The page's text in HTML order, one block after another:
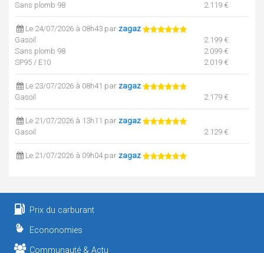
Sans plomb 98
2.119 €
Le 24/07/2026 à 08h43 par zagaz
Gasoil
2.199 €
Sans plomb 98
2.099 €
SP95 / E10
2.019 €
Le 23/07/2026 à 08h41 par zagaz
Gasoil
2.179 €
Le 21/07/2026 à 13h11 par zagaz
Gasoil
2.129 €
Le 21/07/2026 à 09h04 par zagaz
E85
SP95 / E10
Gasoil
Prix du carburant
Econonomies
Communauté & Actu